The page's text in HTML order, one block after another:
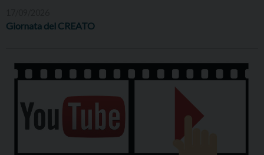
Giornata del CREATO